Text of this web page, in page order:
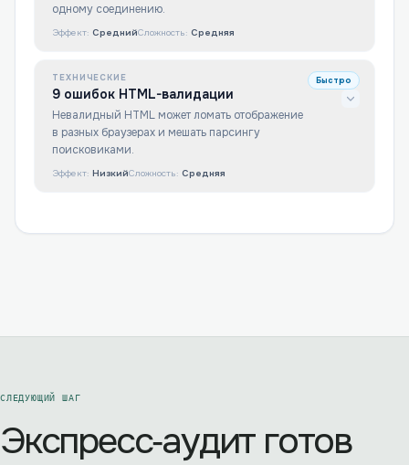
одному соединению.
Эффект: СреднийСложность: Средняя
ТЕХНИЧЕСКИЕ
9 ошибок HTML-валидации
Невалидный HTML может ломать отображение
в разных браузерах и мешать парсингу
поисковиками.
Быстро
Эффект: НизкийСложность: Средняя
СЛЕДУЮЩИЙ ШАГ
Экспресс‑аудит готов